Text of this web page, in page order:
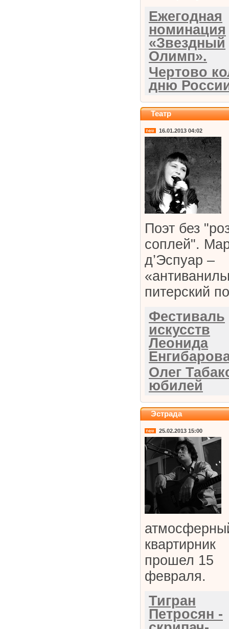
Ежегодная
номинация
«Звездный
Олимп».
Чертово
дню
Театр
16.01.2013 04:02
Поэт без
соплей".
д’Эспуар –
питерский
Фестиваль
искусств
Леонида
Олег
юбилей
Эстрада
25.02.2013 15:00
квартирник
прошел 15
февраля.
Тигран
Петросян -